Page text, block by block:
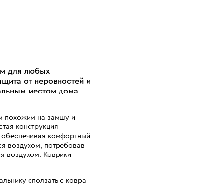
для любых
от неровностей и
местом дома
похожим на замшу и
конструкция
обеспечивая комфортный
воздухом, потребовав
воздухом. Коврики
сползать с ковра